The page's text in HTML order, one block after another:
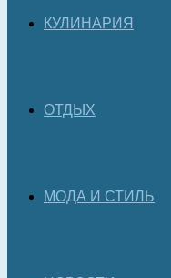
КУЛИНАРИЯ
ОТДЫХ
МОДА И СТИЛЬ